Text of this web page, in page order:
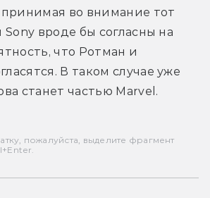
принимая во внимание тот
Sony вроде бы согласны на
что Ротман и
В таком случае уже
станет частью Marvel.
пожалуйста, выделите фрагмент